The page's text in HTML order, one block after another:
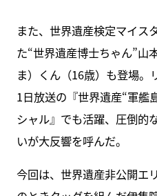
また、世界遺産検定マイス
た“世界遺産博士ちゃん”山
ま）くん（16歳）も登場。
1日放送の『世界遺産“軍艦
シャル』でも活躍、圧倒的
いが大反響を呼んだ。
今回は、世界遺産非公開エ